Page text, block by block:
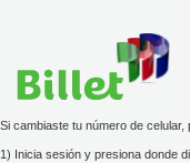
Si cambiaste tu número de celular,
1) Inicia sesión y presiona donde